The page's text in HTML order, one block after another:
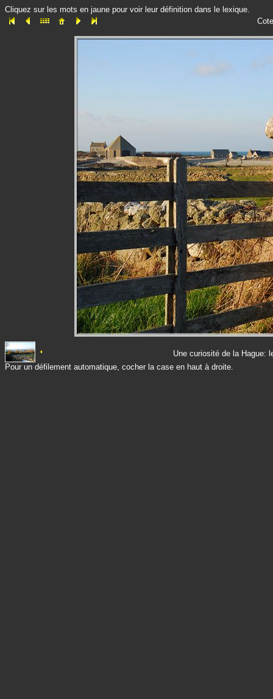
Cliquez sur les mots en jaune pour voir leur définition dans le lexique.
Une curiosité de la Hague:
Pour un défilement automatique, cocher la case en haut à droite.